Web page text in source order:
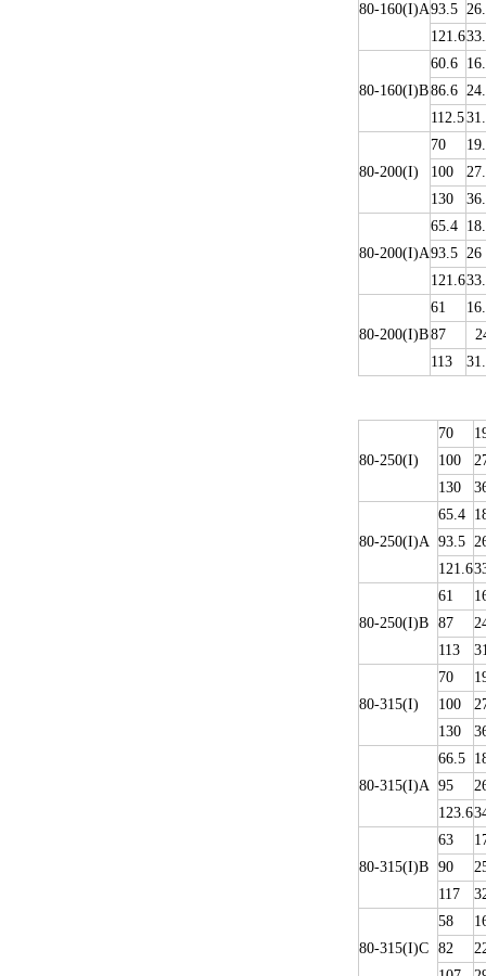
80-160(I)A93.5
121.6
80-160(I)B
60.6
86.6
112.5
80-200(I)
70
100
130
80-200(I)A
65.4
93.5 26
121.6
80-200(I)B
61
87
113
80-250(I)
70
100
130
80-250(I)A
65.4
93.5
121.6
80-250(I)B
61
87
113
80-315(I)
70
100
130
80-315(I)A
66.5
95
123.6
80-315(I)B
63
90
117
80-315(I)C
58
82